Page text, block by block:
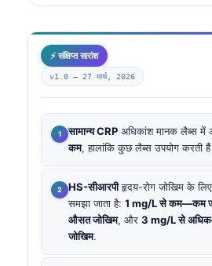
⚡ संक्षिप्त सारांश
v1.0 — 27 मार्च, 2026
सामान्य CRP अधिकांश मानक लैब्स में
कम, हालांकि कुछ लैब्स उपयोग करती हैं
HS-सीआरपीहृदय-रोग जोखिम के
समझा जाता है: 1 mg/L से कम—कम
औसत जोखिम, और 3 mg/L से
जोखिम.